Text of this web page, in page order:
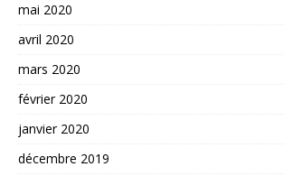
mai 2020
avril 2020
mars 2020
février 2020
janvier 2020
décembre 2019